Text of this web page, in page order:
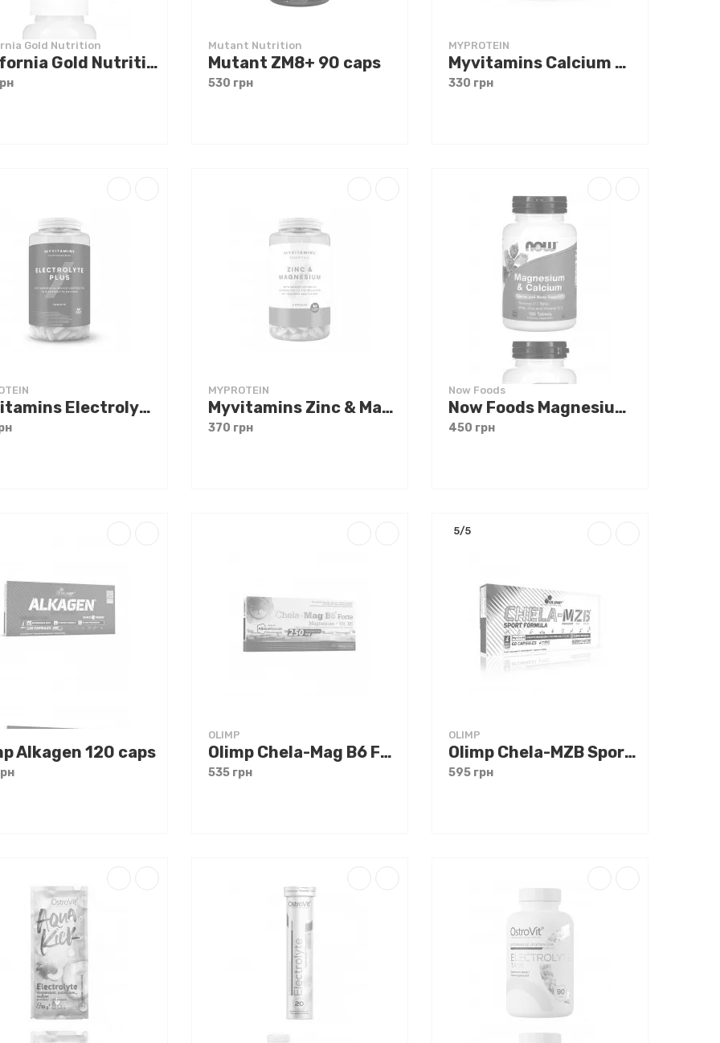
Gold Nutrition
California Gold Nutrition Kids Chewables Calcium with Magnesium 90 veg tabs
Mutant Nutrition
Mutant ZM8+ 90 caps
530 грн
MYPROTEIN
Myvitamins Calcium Magnesium 90 tabs
330 грн
Myvitamins Electrolyte Plus 180 tabs
MYPROTEIN
Myvitamins Zinc & Magnesium 90 caps
370 грн
Now Foods
Now Foods Magnesium & Calcium 100 tabs
450 грн
Alkagen 120 caps
OLIMP
Olimp Chela-Mag B6 Forte 60 caps
535 грн
5/5
OLIMP
Olimp Chela-MZB Sport Formula 60 caps
595 грн